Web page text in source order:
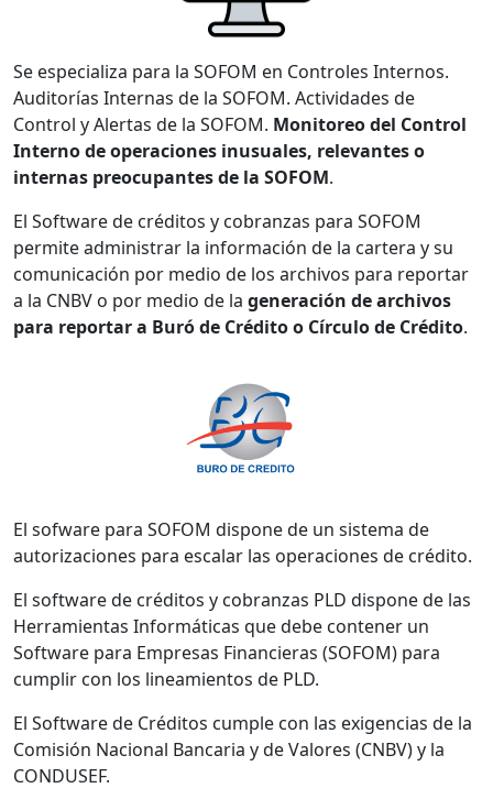
Se especializa para la SOFOM en Controles Internos.
Auditorías Internas de la SOFOM. Actividades de
Control y Alertas de la SOFOM. Monitoreo del Control
Interno de operaciones inusuales, relevantes o
internas preocupantes de la SOFOM.
El Software de créditos y cobranzas para SOFOM
permite administrar la información de la cartera y su
comunicación por medio de los archivos para reportar
a la CNBV o por medio de la generación de archivos
para reportar a Buró de Crédito o Círculo de Crédito.
El sofware para SOFOM dispone de un sistema de
autorizaciones para escalar las operaciones de crédito.
El software de créditos y cobranzas PLD dispone de las
Herramientas Informáticas que debe contener un
Software para Empresas Financieras (SOFOM) para
cumplir con los lineamientos de PLD.
El Software de Créditos cumple con las exigencias de la
Comisión Nacional Bancaria y de Valores (CNBV) y la
CONDUSEF.